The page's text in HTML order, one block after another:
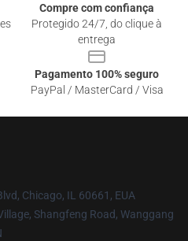
Compre com confiança
Protegido 24/7, do clique à
entrega
Pagamento 100% seguro
PayPal / MasterCard / Visa
Chicago, IL 60661, EUA
Shangfeng Road, Wanggang